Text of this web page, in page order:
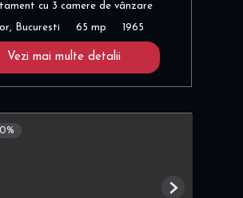
cu 3 camere de vânzare
Bucuresti 65 mp 1965
Vezi mai multe detalii
Next